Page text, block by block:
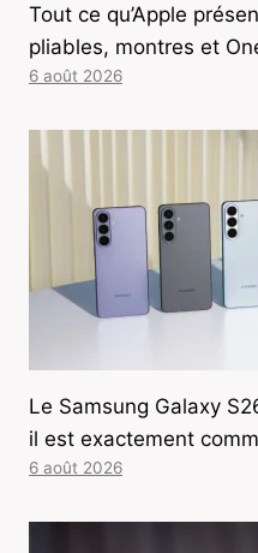
Tout ce qu’Apple
pliables, montres et
6 août 2026
Le Samsung Galaxy
il est exactement
6 août 2026